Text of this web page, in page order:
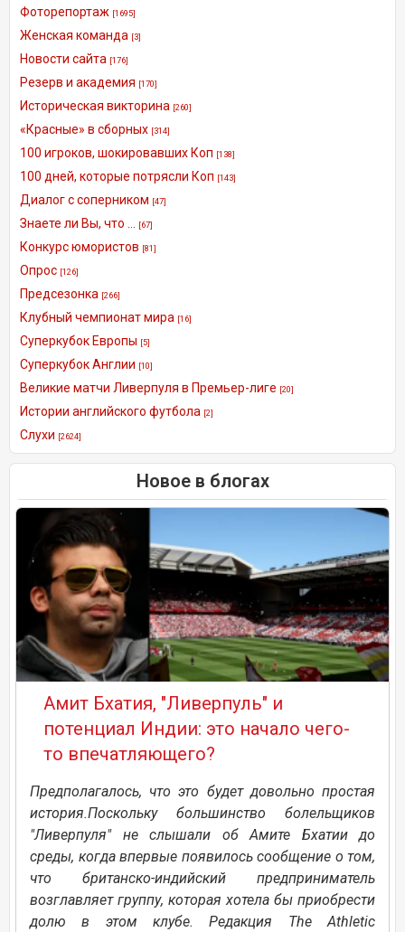
Фоторепортаж [1695]
Женская команда [3]
Новости сайта [176]
Резерв и академия [170]
Историческая викторина [260]
«Красные» в сборных [314]
100 игроков, шокировавших Коп [138]
100 дней, которые потрясли Коп [143]
Диалог с соперником [47]
Знаете ли Вы, что ... [67]
Конкурс юмористов [81]
Опрос [126]
Предсезонка [266]
Клубный чемпионат мира [16]
Суперкубок Европы [5]
Суперкубок Англии [10]
Великие матчи Ливерпуля в Премьер-лиге [20]
Истории английского футбола [2]
Слухи [2624]
Новое в блогах
Амит Бхатия, "Ливерпуль" и
потенциал Индии: это начало чего-
то впечатляющего?
Предполагалось, что это будет довольно простая
история.Поскольку большинство болельщиков
"Ливерпуля" не слышали об Амите Бхатии до
среды, когда впервые появилось сообщение о том,
что британско-индийский предприниматель
возглавляет группу, которая хотела бы приобрести
долю в этом клубе. Редакция The Athletic